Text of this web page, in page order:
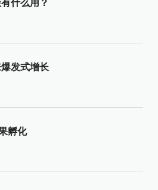
什么用？
发式增长
孵化